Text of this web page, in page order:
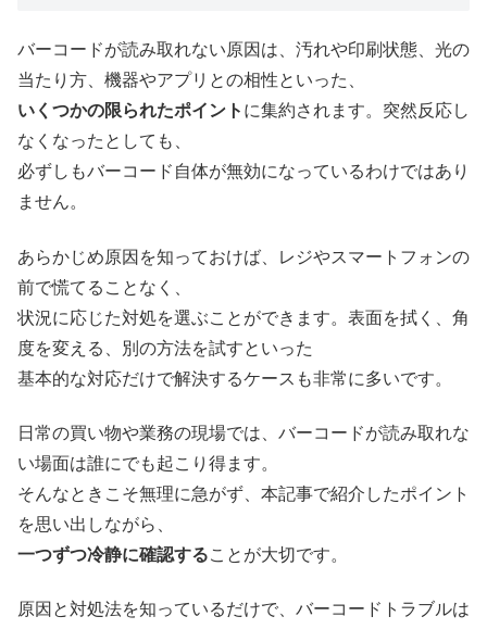
バーコードが読み取れない原因は、汚れや印刷状態、光の
当たり方、機器やアプリとの相性といった、
いくつかの限られたポイント に集約されます。突然反応し
なくなったとしても、
必ずしもバーコード自体が無効になっているわけではあり
ません。
あらかじめ原因を知っておけば、レジやスマートフォンの
前で慌てることなく、
状況に応じた対処を選ぶことができます。表面を拭く、角
度を変える、別の方法を試すといった
基本的な対応だけで解決するケースも非常に多いです。
日常の買い物や業務の現場では、バーコードが読み取れな
い場面は誰にでも起こり得ます。
そんなときこそ無理に急がず、本記事で紹介したポイント
を思い出しながら、
一つずつ冷静に確認することが大切です。
原因と対処法を知っているだけで、バーコードトラブルは